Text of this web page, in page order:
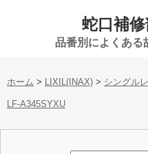
蛇口補
品番別によくある
ホーム > LIXIL(INAX) > シングル
LF-A345SYXU